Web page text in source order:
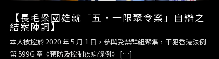
【長毛梁國雄就「五‧一限聚令案」自辯之
結案陳詞】
本人被控於 2020 年 5 月 1 日，參與受禁群組聚集，干犯香港法例
第 599G 章《預防及控制疾病條例》 […]